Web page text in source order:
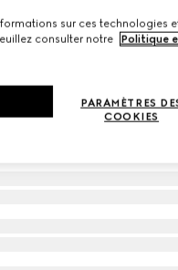
sur ces technologies
consulter notre
Politique
PARAMÈTRES
COOKIES